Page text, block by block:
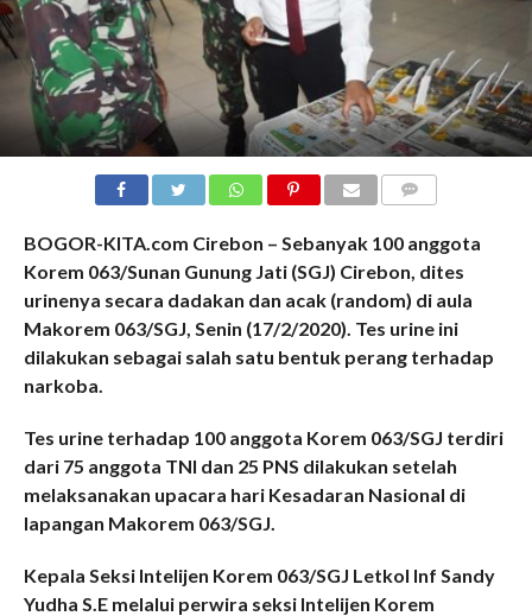
BOGOR-KITA.com Cirebon – Sebanyak 100 anggota
Korem 063/Sunan Gunung Jati (SGJ) Cirebon, dites
urinenya secara dadakan dan acak (random) di aula
Makorem 063/SGJ, Senin (17/2/2020). Tes urine ini
dilakukan sebagai salah satu bentuk perang terhadap
narkoba.
Tes urine terhadap 100 anggota Korem 063/SGJ terdiri
dari 75 anggota TNI dan 25 PNS dilakukan setelah
melaksanakan upacara hari Kesadaran Nasional di
lapangan Makorem 063/SGJ.
Kepala Seksi Intelijen Korem 063/SGJ Letkol Inf Sandy
Yudha S.E melalui perwira seksi Intelijen Korem